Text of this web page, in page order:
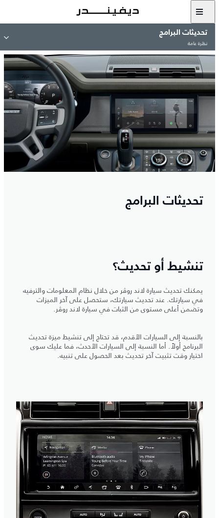
تحديثات البرامج
نظرة عامة
تحديثات البرامج
تنشيط أو تحديث؟
يمكنك تحديث سيارة لاند روڤر من خلال نظام المعلومات والترفيه
في سيارتك. عند تحديث سيارتك، ستحصل على آخر الميزات
وتضمن أعلى مستوى من الثبات في سيارة لاند روڤر.
بالنسبة إلى السيارات الأقدم، قد تحتاج إلى تنشيط ميزة تحديث
البرنامج أولاً. أما النسبة إلى السيارات الأحدث، فما عليك سوى
اختيار وقت تثبيت آخر تحديث بعد الحصول على تنبيه.